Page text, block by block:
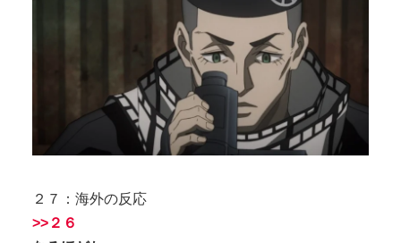
２７：海外の反応
>>２６